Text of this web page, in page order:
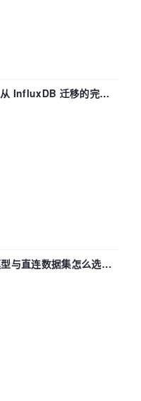
InfluxDB 迁移的完整
与直连数据集怎么选，